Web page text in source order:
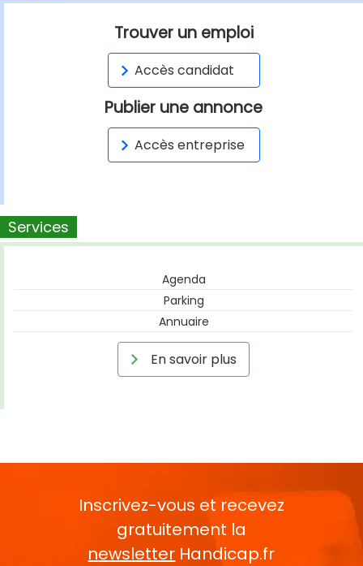
Trouver un emploi
Accès candidat
Publier une annonce
Accès entreprise
Services
Agenda
Parking
Annuaire
En savoir plus
Inscrivez-vous et recevez
gratuitement la
newsletter Handicap.fr